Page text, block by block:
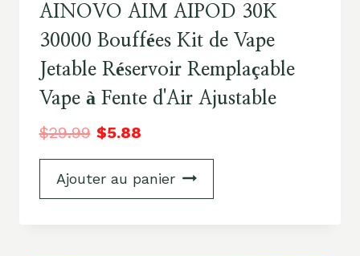
AINOVO AIM AIPOD 30K
30000 Bouffées Kit de Vape
Jetable Réservoir Remplaçable
Vape à Fente d'Air Ajustable
$29.99 $5.88
Ajouter au panier